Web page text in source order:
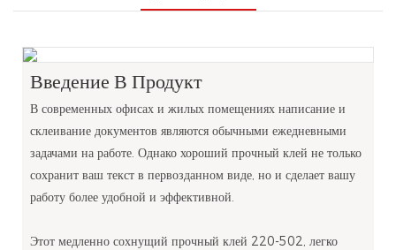
Введение В Продукт
В современных офисах и жилых помещениях написание и
склеивание документов являются обычными ежедневными
задачами на работе. Однако хороший прочный клей не только
сохранит ваш текст в первозданном виде, но и сделает вашу
работу более удобной и эффективной.
Этот медленно сохнущий прочный клей 220-502, легко